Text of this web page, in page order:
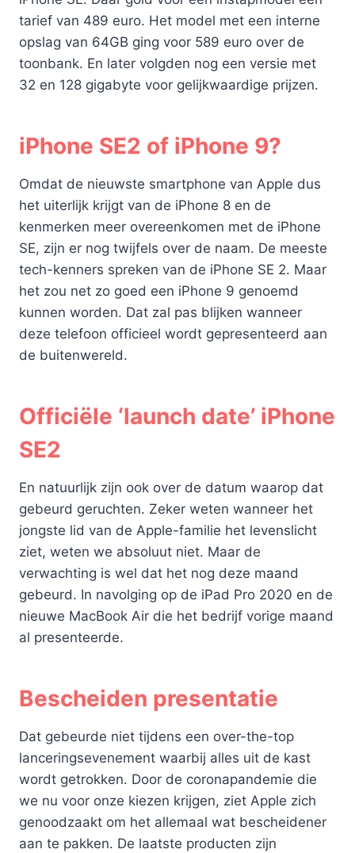
tarief van 489 euro. Het model met een interne
opslag van 64GB ging voor 589 euro over de
toonbank. En later volgden nog een versie met
32 en 128 gigabyte voor gelijkwaardige prijzen.
iPhone SE2 of iPhone 9?
Omdat de nieuwste smartphone van Apple dus
het uiterlijk krijgt van de iPhone 8 en de
kenmerken meer overeenkomen met de iPhone
SE, zijn er nog twijfels over de naam. De meeste
tech-kenners spreken van de iPhone SE 2. Maar
het zou net zo goed een iPhone 9 genoemd
kunnen worden. Dat zal pas blijken wanneer
deze telefoon officieel wordt gepresenteerd aan
de buitenwereld.
Officiële ‘launch date’ iPhone
SE2
En natuurlijk zijn ook over de datum waarop dat
gebeurd geruchten. Zeker weten wanneer het
jongste lid van de Apple-familie het levenslicht
ziet, weten we absoluut niet. Maar de
verwachting is wel dat het nog deze maand
gebeurd. In navolging op de iPad Pro 2020 en de
nieuwe MacBook Air die het bedrijf vorige maand
al presenteerde.
Bescheiden presentatie
Dat gebeurde niet tijdens een over-the-top
lanceringsevenement waarbij alles uit de kast
wordt getrokken. Door de coronapandemie die
we nu voor onze kiezen krijgen, ziet Apple zich
genoodzaakt om het allemaal wat bescheidener
aan te pakken. De laatste producten zijn